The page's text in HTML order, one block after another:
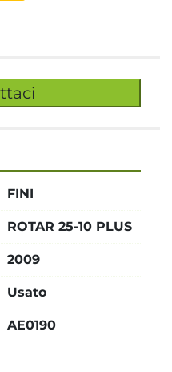
FINI
ROTAR 25-10 PLUS
2009
Usato
AE0190